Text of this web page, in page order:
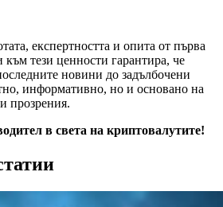
експертността и опита от първа
тези ценности гарантира, че
новини до задълбочени
информативно, но и основано на
прозрения.
в света на криптовалутите!